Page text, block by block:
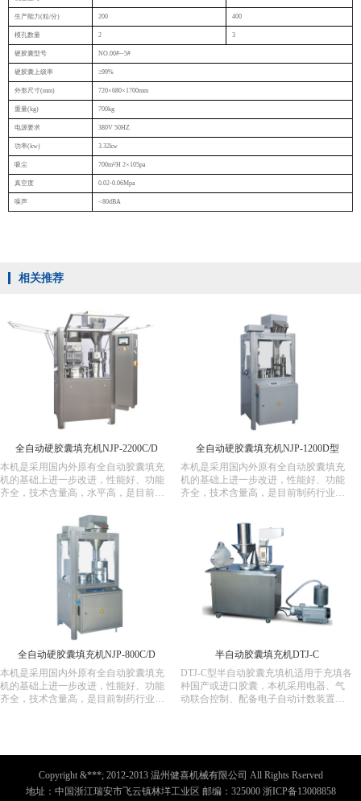
生产能力(粒/分) 200 400
模孔数量 2 3
硬胶囊型号 NO.00#--5#
硬胶囊上级率 ≥99%
外形尺寸(mm) 720×680×1700mm
重量(kg) 700kg
电源要求 380V 50HZ
功率(kw) 3.32kw
吸尘 700m²/H 2×105pa
真空度 0.02-0.06Mpa
噪声 <80dBA
相关推荐
全自动硬胶囊填充机NJP-2200C/D
本机是采用国内外原有全自动胶囊填充
机的基础上进一步改进，性能好、功能
齐全，技术含量高，水平高，是目前制
全自动硬胶囊填充机NJP-1200D型
本机是采用国内外原有全自动胶囊填充
机的基础上进一步改进，性能好、功能
齐全，技术含量高，是目前制药行业生
全自动硬胶囊填充机NJP-800C/D
本机是采用国内外原有全自动胶囊填充
机的基础上进一步改进，性能好、功能
齐全，技术含量高，是目前制药行业生
半自动胶囊填充机DTJ-C
DTJ-C型半自动胶囊充填机适用于充填各
种国产或进口胶囊，本机采用电器、气
动联合控制、配备电子自动计数装置，
胶囊药品的理想设备。
Copyright &***; 2012-2013 温州健喜机械有限公司 All Rights Rserved
地址：中国浙江瑞安市飞云镇林垟工业区 邮编：325000 浙ICP备13008858